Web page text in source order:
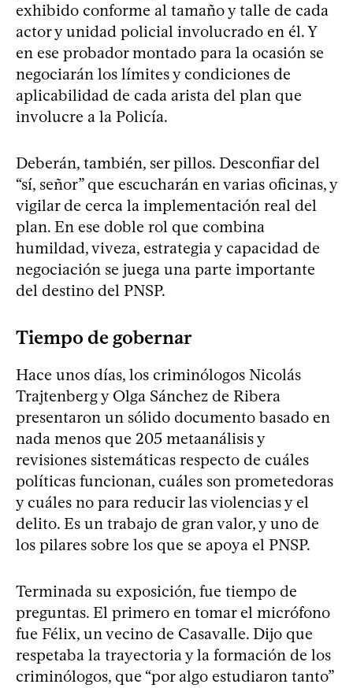
exhibido conforme al tamaño y talle de cada
actor y unidad policial involucrado en él. Y
en ese probador montado para la ocasión se
negociarán los límites y condiciones de
aplicabilidad de cada arista del plan que
involucre a la Policía.
Deberán, también, ser pillos. Desconfiar del
“sí, señor” que escucharán en varias oficinas, y
vigilar de cerca la implementación real del
plan. En ese doble rol que combina
humildad, viveza, estrategia y capacidad de
negociación se juega una parte importante
del destino del PNSP.
Tiempo de gobernar
Hace unos días, los criminólogos Nicolás
Trajtenberg y Olga Sánchez de Ribera
presentaron un sólido documento basado en
nada menos que 205 metaanálisis y
revisiones sistemáticas respecto de cuáles
políticas funcionan, cuáles son prometedoras
y cuáles no para reducir las violencias y el
delito. Es un trabajo de gran valor, y uno de
los pilares sobre los que se apoya el PNSP.
Terminada su exposición, fue tiempo de
preguntas. El primero en tomar el micrófono
fue Félix, un vecino de Casavalle. Dijo que
respetaba la trayectoria y la formación de los
criminólogos, que “por algo estudiaron tanto”